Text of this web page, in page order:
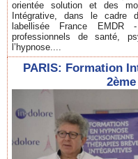
orientée solution et des
Intégrative, dans le cadre
labellisée France
professionnels de santé,
l’hypnose....
PARIS: Formation